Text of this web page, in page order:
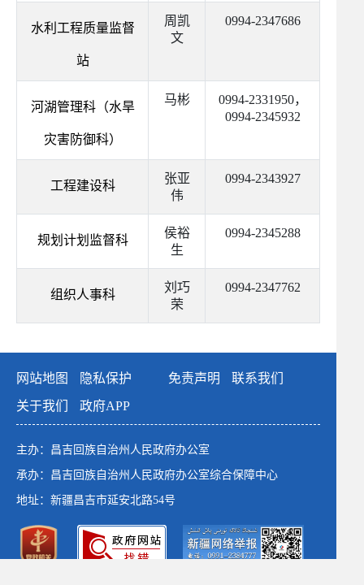
水利工程质量监督
站
周凯
文
0994-2347686
河湖管理科（水旱
灾害防御科）
马彬
0994-2331950，
0994-2345932
工程建设科
张亚
伟
0994-2343927
规划计划监督科
侯裕
生
0994-2345288
组织人事科
刘巧
荣
0994-2347762
网站地图 隐私保护 免责声明
联系我们
关于我们
政府APP
主办：昌吉回族自治州人民政府办公室
承办：昌吉回族自治州人民政府办公室综合保障中心
地址：新疆昌吉市延安北路54号